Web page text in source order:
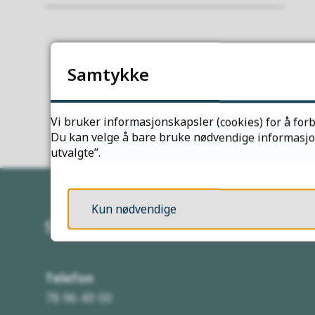
Servicetorget
Telefon
78 96 49 00
Samtykke
Vi bruker informasjonskapsler (cookies) for å
Du kan velge å bare bruke nødvendige
utvalgte”.
Kun nødvendige